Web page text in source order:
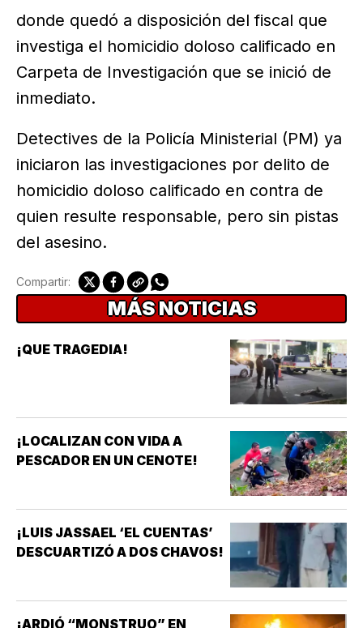
donde quedó a disposición del fiscal que
investiga el homicidio doloso calificado en
Carpeta de Investigación que se inició de
inmediato.
Detectives de la Policía Ministerial (PM) ya
iniciaron las investigaciones por delito de
homicidio doloso calificado en contra de
quien resulte responsable, pero sin pistas
del asesino.
Compartir:
MÁS NOTICIAS
¡QUE TRAGEDIA!
¡LOCALIZAN CON VIDA A
PESCADOR EN UN CENOTE!
¡LUIS JASSAEL ‘EL CUENTAS’
DESCUARTIZÓ A DOS CHAVOS!
¡ARDIÓ “MONSTRUO” EN